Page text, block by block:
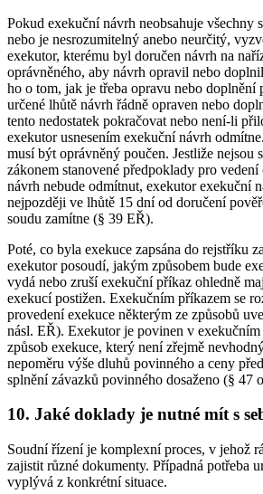
Pokud exekuční návrh neobsahuje všechny
nebo je nesrozumitelný anebo neurčitý,
exekutor, kterému byl doručen návrh na
oprávněného, aby návrh opravil nebo
ho o tom, jak je třeba opravu nebo doplnění
určené lhůtě návrh řádně opraven nebo
tento nedostatek pokračovat nebo není-li
exekutor usnesením exekuční návrh
musí být oprávněný poučen. Jestliže nejsou
zákonem stanovené předpoklady pro
návrh nebude odmítnut, exekutor exekuční
nejpozději ve lhůtě 15 dní od doručení
soudu zamítne (§ 39 EŘ).
Poté, co byla exekuce zapsána do rejstříku
exekutor posoudí, jakým způsobem bude
vydá nebo zruší exekuční příkaz ohledně
exekucí postižen. Exekučním příkazem se
provedení exekuce některým ze způsobů
násl. EŘ). Exekutor je povinen v
způsob exekuce, který není zřejmě
nepoměru výše dluhů povinného a ceny
splnění závazků povinného dosaženo (§ 47
10. Jaké doklady je nutné mít s
Soudní řízení je komplexní proces, v jehož
zajistit různé dokumenty. Případná potřeba
vyplývá z konkrétní situace.